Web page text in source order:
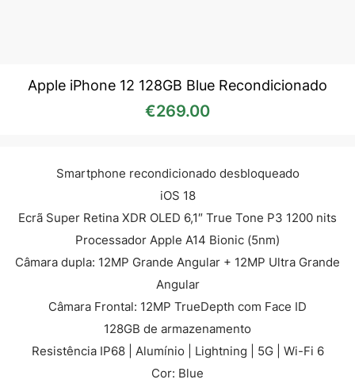
Apple iPhone 12 128GB Blue Recondicionado
€269.00
Smartphone recondicionado desbloqueado
iOS 18
Ecrã Super Retina XDR OLED 6,1″ True Tone P3 1200 nits
Processador Apple A14 Bionic (5nm)
Câmara dupla: 12MP Grande Angular + 12MP Ultra Grande
Angular
Câmara Frontal: 12MP TrueDepth com Face ID
128GB de armazenamento
Resistência IP68 | Alumínio | Lightning | 5G | Wi-Fi 6
Cor: Blue